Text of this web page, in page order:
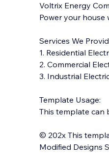
Voltrix Energy
Power your
Services We
1. Residential
2. Commercial
3. Industrial
Template Usage:
This template can
© 202x This
Modified Designs